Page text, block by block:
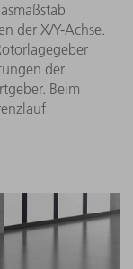
der X/Y-Achse.
der
Beim